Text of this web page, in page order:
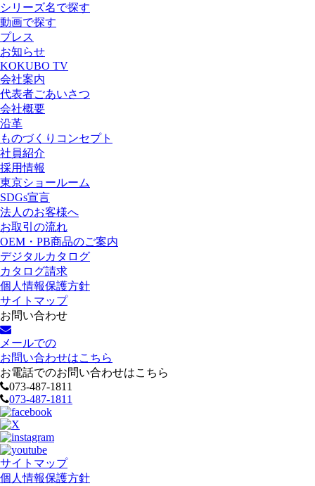
シリーズ名で探す
動画で探す
プレス
お知らせ
KOKUBO TV
会社案内
代表者ごあいさつ
会社概要
沿革
ものづくりコンセプト
社員紹介
採用情報
東京ショールーム
SDGs宣言
法人のお客様へ
お取引の流れ
OEM・PB商品のご案内
デジタルカタログ
カタログ請求
個人情報保護方針
サイトマップ
お問い合わせ
メールでの
お問い合わせはこちら
お電話でのお問い合わせはこちら
073-487-1811
073-487-1811
サイトマップ
個人情報保護方針